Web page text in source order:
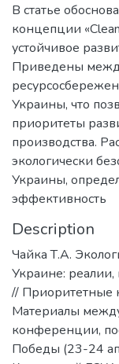
В статье
концепции
устойчивое
Приведены
Украины, что
приоритеты
производства.
экологически
Украины,
эффективность
Description
Чайка Т.А.
Украине:
// Приоритетные
Материалы
конференции,
Победы (23-24